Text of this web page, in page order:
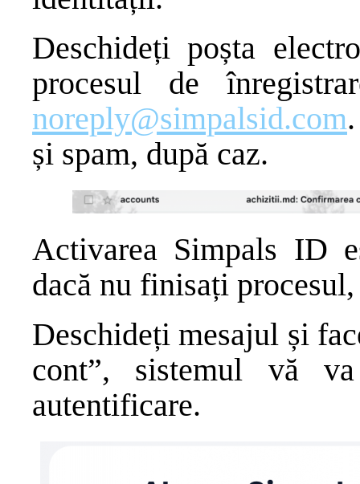
Deschideți poșta
procesul de
noreply@simpalsid.com
și spam, după caz.
Activarea Simpals ID
dacă nu finisați
Deschideți mesajul și
cont”, sistemul vă
autentificare.